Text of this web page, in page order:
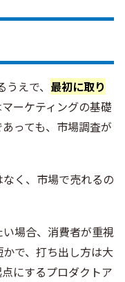
えで、 最初に取り
ーケティングの基礎
っても、市場調査が
く、市場で売れるの
場合、消費者が重視
で、打ち出し方は大
にするプロダクトア